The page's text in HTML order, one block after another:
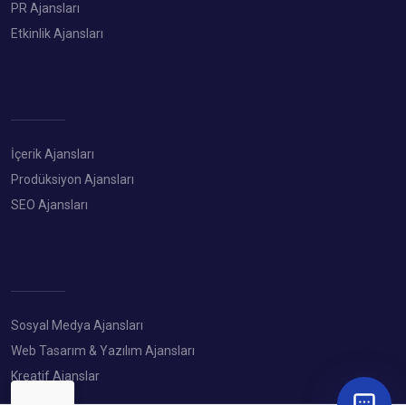
PR Ajansları
Etkinlik Ajansları
İçerik Ajansları
Prodüksiyon Ajansları
SEO Ajansları
Sosyal Medya Ajansları
Web Tasarım & Yazılım Ajansları
Kreatif Ajanslar